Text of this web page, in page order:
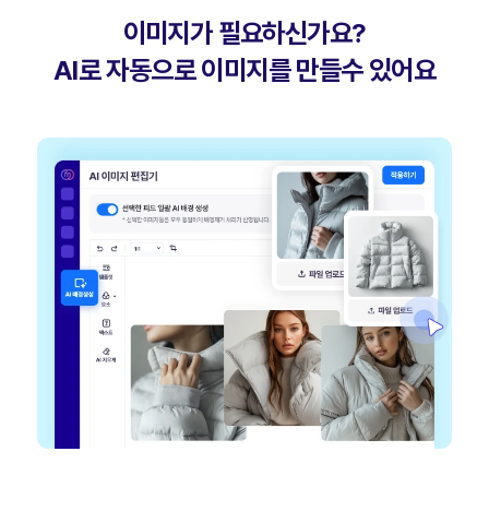
이미지가 필요하신가요?
AI로 자동으로 이미지를 만들수 있어요